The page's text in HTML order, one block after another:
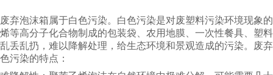
废弃泡沫箱属于白色污染。白色污染是对废塑料污染环境现象
烯等高分子化合物制成的包装袋、农用地膜、一次性餐具、塑
乱丢乱扔，难以降解处理，给生态环境和景观造成的污染。废
色污染的特点：